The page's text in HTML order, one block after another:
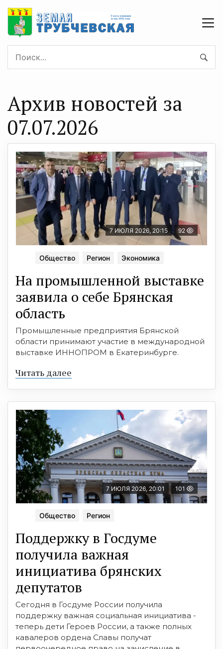
Архив новостей за
07.07.2026
7 ИЮЛЯ 2026, 20:15 92
Общество Регион Экономика
На промышленной выставке
заявила о себе Брянская
область
Промышленные предприятия Брянской
области принимают участие в международной
выставке ИННОПРОМ в Екатеринбурге.
Читать далее
7 ИЮЛЯ 2026, 20:01 101
Общество Регион
Поддержку в Госдуме
получила важная
инициатива брянских
депутатов
Сегодня в Госдуме России получила
поддержку важная социальная инициатива -
теперь дети Героев России, а также полных
кавалеров ордена Славы получат